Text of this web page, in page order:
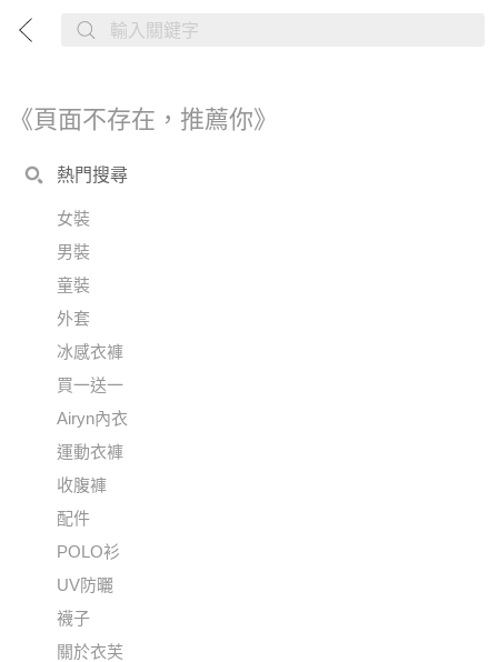
《頁面不存在，推薦你》
熱門搜尋
女裝
男裝
童裝
外套
冰感衣褲
買一送一
Airyn內衣
運動衣褲
收腹褲
配件
POLO衫
UV防曬
襪子
關於衣芙